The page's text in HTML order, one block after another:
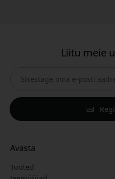
Liitu meie
Avasta
Tooted